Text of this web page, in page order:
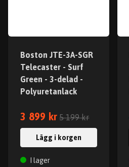
Boston JTE-3A-SGR
Telecaster - Surf
Green - 3-delad -
Polyuretanlack
3 899 kr 5 199 kr
Lägg i korgen
I lager